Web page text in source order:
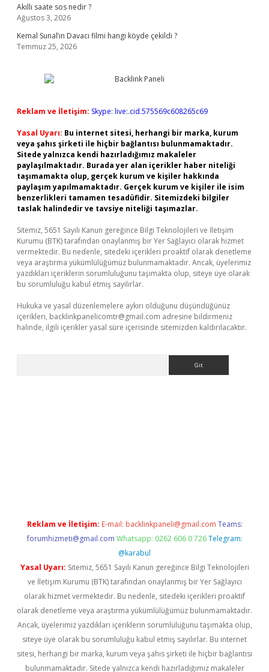
Akıllı saate sos nedir ?
Ağustos 3, 2026
Kemal Sunal’ın Davacı filmi hangi köyde çekildi ?
Temmuz 25, 2026
Reklam ve İletişim: Skype: live:.cid.575569c608265c69
Yasal Uyarı: Bu internet sitesi, herhangi bir marka, kurum
veya şahıs şirketi ile hiçbir bağlantısı bulunmamaktadır.
Sitede yalnızca kendi hazırladığımız makaleler
paylaşılmaktadır. Burada yer alan içerikler haber niteliği
taşımamakta olup, gerçek kurum ve kişiler hakkında
paylaşım yapılmamaktadır. Gerçek kurum ve kişiler ile isim
benzerlikleri tamamen tesadüfidir. Sitemizdeki bilgiler
taslak halindedir ve tavsiye niteliği taşımazlar.
Sitemiz, 5651 Sayılı Kanun gereğince Bilgi Teknolojileri ve İletişim
Kurumu (BTK) tarafından onaylanmış bir Yer Sağlayıcı olarak hizmet
vermektedir. Bu nedenle, sitedeki içerikleri proaktif olarak denetleme
veya araştırma yükümlülüğümüz bulunmamaktadır. Ancak, üyelerimiz
yazdıkları içeriklerin sorumluluğunu taşımakta olup, siteye üye olarak
bu sorumluluğu kabul etmiş sayılırlar.
Hukuka ve yasal düzenlemelere aykırı olduğunu düşündüğünüz
içerikleri, backlinkpanelicomtr@gmail.com adresine bildirmeniz
halinde, ilgili içerikler yasal süre içerisinde sitemizden kaldırılacaktır.
Reklam ve İletişim: E-mail: backlinkpaneli@gmail.com Teams:
forumhizmeti@gmail.com Whatsapp: 0262 606 0 726 Telegram:
@karabul
Yasal Uyarı: Sitemiz, 5651 Sayılı Kanun gereğince Bilgi Teknolojileri
ve İletişim Kurumu (BTK) tarafından onaylanmış bir Yer Sağlayıcı
olarak hizmet vermektedir. Bu nedenle, sitedeki içerikleri proaktif
olarak denetleme veya araştırma yükümlülüğümüz bulunmamaktadır.
Ancak, üyelerimiz yazdıkları içeriklerin sorumluluğunu taşımakta olup,
siteye üye olarak bu sorumluluğu kabul etmiş sayılırlar. Bu internet
sitesi, herhangi bir marka, kurum veya şahıs şirketi ile hiçbir bağlantısı
bulunmamaktadır. Sitede yalnızca kendi hazırladığımız makaleler